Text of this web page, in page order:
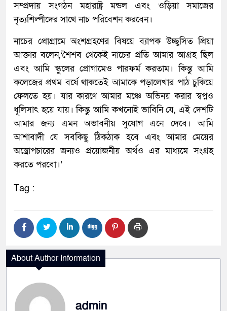
সম্প্রদায় সংগঠন মহারাষ্ট্র মন্ডল এবং ওড়িয়া সমাজের
নৃত্যশিল্পীদের সাথে নাচ পরিবেশন করবেন।
নাচের প্রোগ্রামে অংশগ্রহণের বিষয়ে ব্যাপক উচ্ছ্বসিত প্রিয়া
আক্তার বলেন,‘শৈশব থেকেই নাচের প্রতি আমার আগ্রহ ছিল
এবং আমি স্কুলের প্রোগামেও পারফর্ম করতাম। কিন্তু আমি
কলেজের প্রথম বর্ষে থাকতেই আমাকে পড়ালেখার পাঠ চুকিয়ে
ফেলতে হয়। যার কারণে আমার মঞ্চে অভিনয় করার স্বপ্নও
ধূলিসাৎ হয়ে যায়। কিন্তু আমি কখনোই ভাবিনি যে, এই দেশটি
আমার জন্য এমন অভাবনীয় সুযোগ এনে দেবে। আমি
আশাবাদী যে সবকিছু ঠিকঠাক হবে এবং আমার মেয়ের
অস্ত্রোপচারের জন্যও প্রয়োজনীয় অর্থও এর মাধ্যমে সংগ্রহ
করতে পরবো।’
Tag :
About Author Information
admin